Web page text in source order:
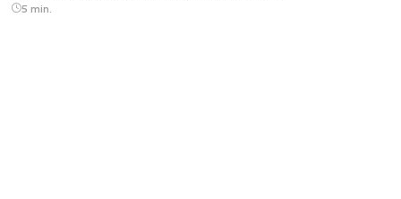
5 min.